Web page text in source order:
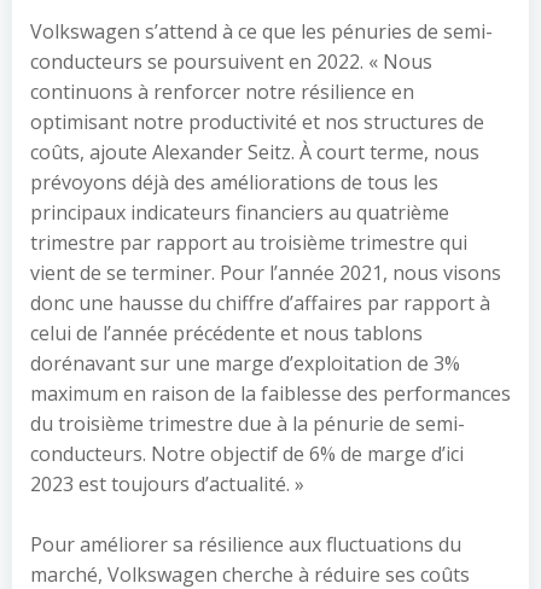
Volkswagen s’attend à ce que les pénuries de semi-
conducteurs se poursuivent en 2022. « Nous
continuons à renforcer notre résilience en
optimisant notre productivité et nos structures de
coûts, ajoute Alexander Seitz. À court terme, nous
prévoyons déjà des améliorations de tous les
principaux indicateurs financiers au quatrième
trimestre par rapport au troisième trimestre qui
vient de se terminer. Pour l’année 2021, nous visons
donc une hausse du chiffre d’affaires par rapport à
celui de l’année précédente et nous tablons
dorénavant sur une marge d’exploitation de 3%
maximum en raison de la faiblesse des performances
du troisième trimestre due à la pénurie de semi-
conducteurs. Notre objectif de 6% de marge d’ici
2023 est toujours d’actualité. »
Pour améliorer sa résilience aux fluctuations du
marché, Volkswagen cherche à réduire ses coûts